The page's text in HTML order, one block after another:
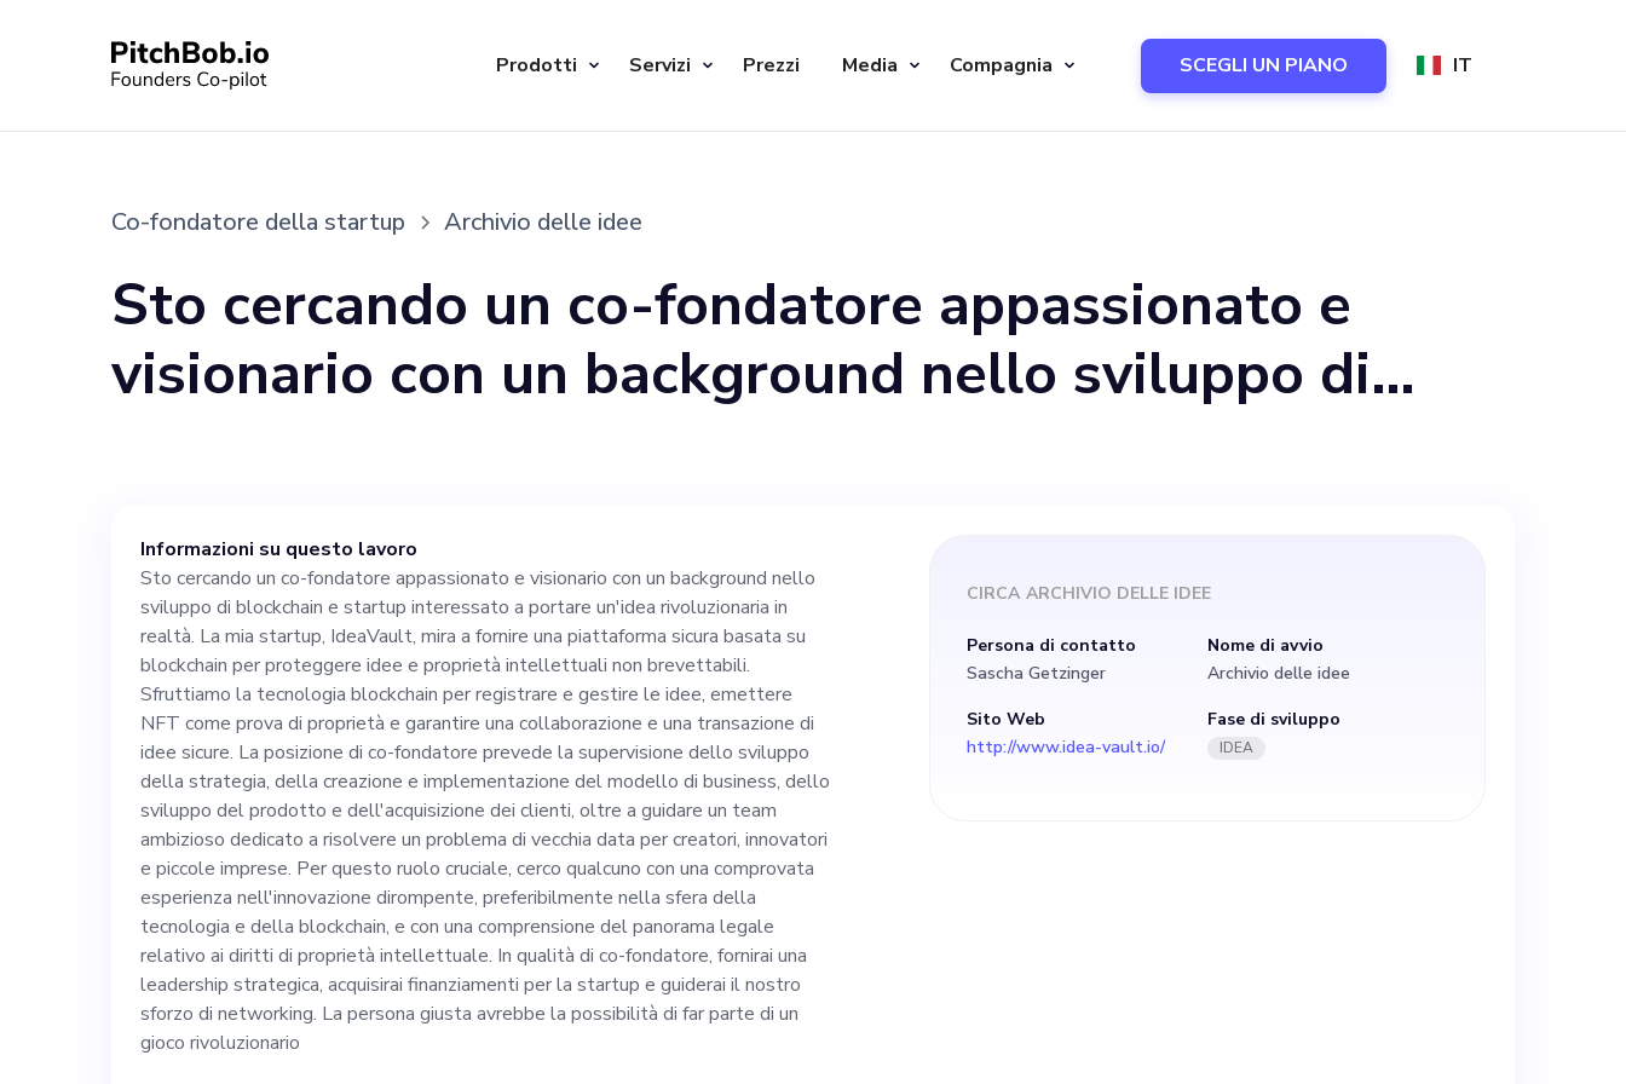
Prodotti Servizi Prezzi Media Compagnia SCEGLI UN PIANO IT
Co-fondatore della startup Archivio delle idee
Sto cercando un co-fondatore appassionato e
visionario con un background nello sviluppo di
mira a fornire una piattaforma sicura basata su
blockchain per proteggere idee e proprietà
intellettuali non brevettabili. Sfruttiamo la
tecnologia blockchain per registrare e gestire le
idee, emettere NFT come prova di proprietà e
garantire una collaborazione e una transazione di
idee sicure. La posizione di co-fondatore prevede la
supervisione dello sviluppo della strategia, della
Informazioni su questo lavoro
Sto cercando un co-fondatore appassionato e visionario con un background nello
sviluppo di blockchain e startup interessato a portare un'idea rivoluzionaria in
realtà. La mia startup, IdeaVault, mira a fornire una piattaforma sicura basata su
blockchain per proteggere idee e proprietà intellettuali non brevettabili.
Sfruttiamo la tecnologia blockchain per registrare e gestire le idee, emettere
NFT come prova di proprietà e garantire una collaborazione e una transazione di
idee sicure. La posizione di co-fondatore prevede la supervisione dello sviluppo
della strategia, della creazione e implementazione del modello di business, dello
sviluppo del prodotto e dell'acquisizione dei clienti, oltre a guidare un team
ambizioso dedicato a risolvere un problema di vecchia data per creatori, innovatori
e piccole imprese. Per questo ruolo cruciale, cerco qualcuno con una comprovata
esperienza nell'innovazione dirompente, preferibilmente nella sfera della
tecnologia e della blockchain, e con una comprensione del panorama legale
relativo ai diritti di proprietà intellettuale. In qualità di co-fondatore, fornirai una
leadership strategica, acquisirai finanziamenti per la startup e guiderai il nostro
sforzo di networking. La persona giusta avrebbe la possibilità di far parte di un
gioco rivoluzionario
CIRCA ARCHIVIO DELLE IDEE
Persona di contatto
Sascha Getzinger
Nome di avvio
Archivio delle idee
Sito Web
http://www.idea-vault.io/
Fase di sviluppo
IDEA